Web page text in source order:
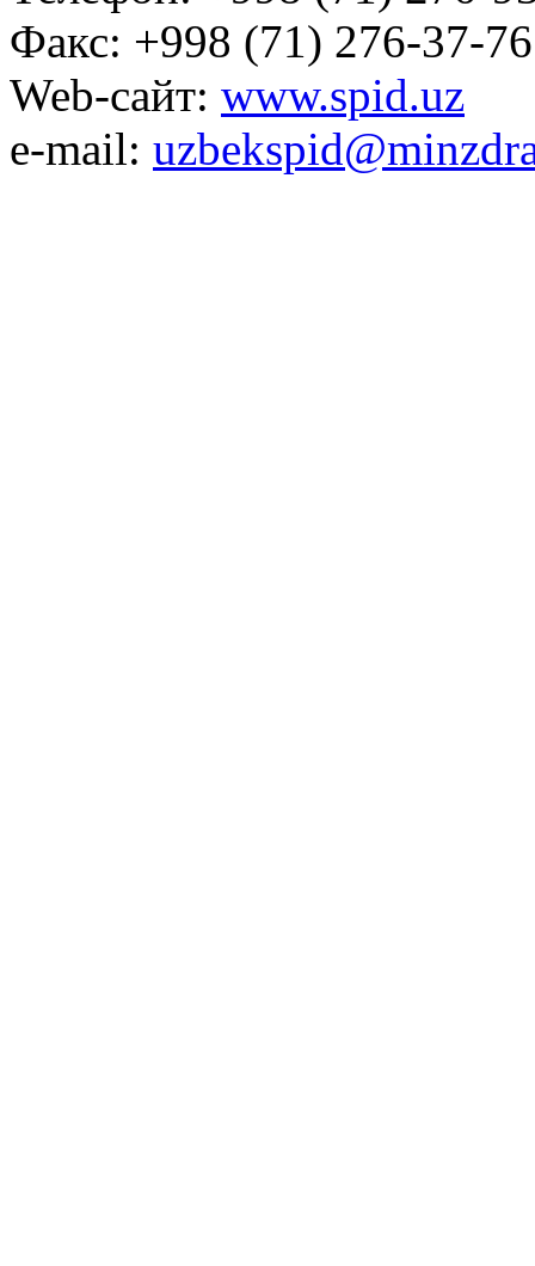
Факс: +998 (71) 276-37-76
Web-сайт: www.spid.uz
e-mail: